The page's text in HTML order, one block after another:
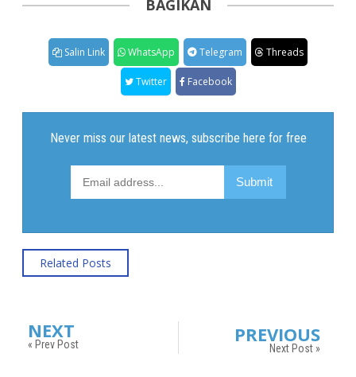
BAGIKAN
Salin Link WhatsApp Telegram Threads
Twitter Facebook
Related Posts
NEXT
« Prev Post PREVIOUS
Next Post »